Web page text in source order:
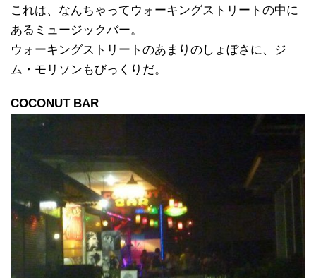
これは、なんちゃってウォーキングストリートの中に
あるミュージックバー。
ウォーキングストリートのあまりのしょぼさに、ジ
ム・モリソンもびっくりだ。
COCONUT BAR